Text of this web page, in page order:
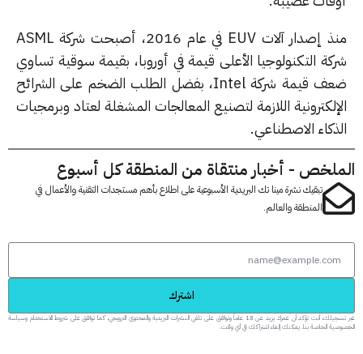
منذ إصدار آلات EUV في عام 2016، أصبحت شركة ASML
التكنولوجيا الأعلى قيمة في أوروبا، بقيمة سوقية تساوي
ضعف قيمة شركة Intel، بفضل الطلب الضخم على الشرائح
اللازمة لتصنيع المعالجات المشغلة لعتاد وبرمجيات
الاصطناعي.
- أخبار منتقاة من المنطقة كل أسبوع
تبقيك نشرة مينا تك البريدية الأسبوعية على اطلاع بأهم مستجدات التقنية والأعمال في
المنطقة والعالم.
عبر تسجيلك، أنت تؤكد أن عمرك يزيد عن 18 عاماً وتوافق على تلقي النشرات البريدية والمحتوى الترويجي، كما توافق على شروط الاستخدام وسياسة
الخاصة بنا. يمكنك إلغاء اشتراكك في أي وقت.